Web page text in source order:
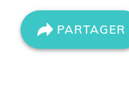
PARTAGER